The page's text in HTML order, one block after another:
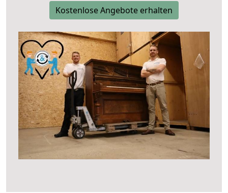
Kostenlose Angebote erhalten